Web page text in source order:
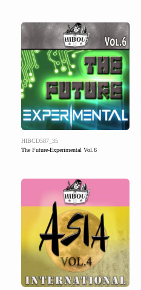
HIBCD587_35
The Future-Experimental Vol.6